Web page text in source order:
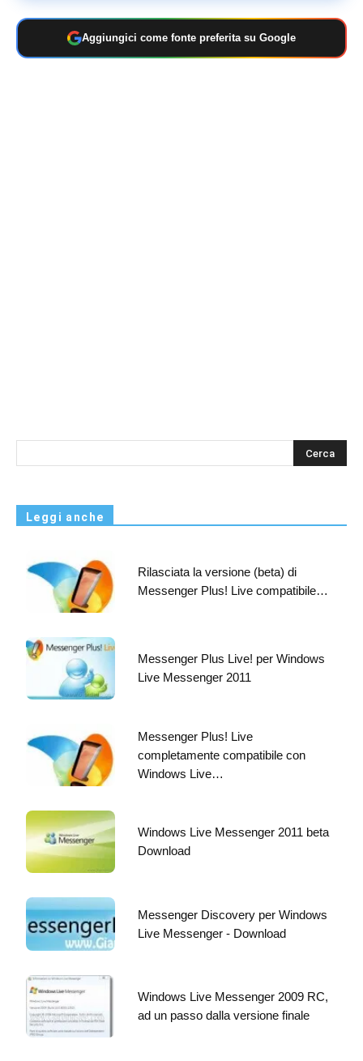
Aggiungici come fonte preferita su Google
s
Leggi anche
Rilasciata la versione (beta) di
Messenger Plus! Live compatibile…
Messenger Plus Live! per Windows
Live Messenger 2011
Messenger Plus! Live
completamente compatibile con
Windows Live…
Windows Live Messenger 2011 beta
Download
Messenger Discovery per Windows
Live Messenger - Download
Windows Live Messenger 2009 RC,
ad un passo dalla versione finale